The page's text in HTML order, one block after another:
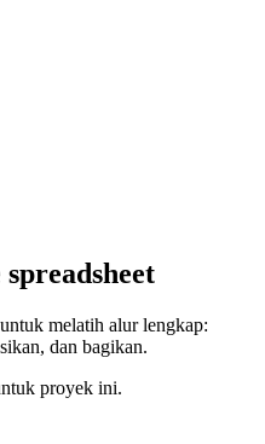
melatih alur lengkap:
dan bagikan.
proyek ini.